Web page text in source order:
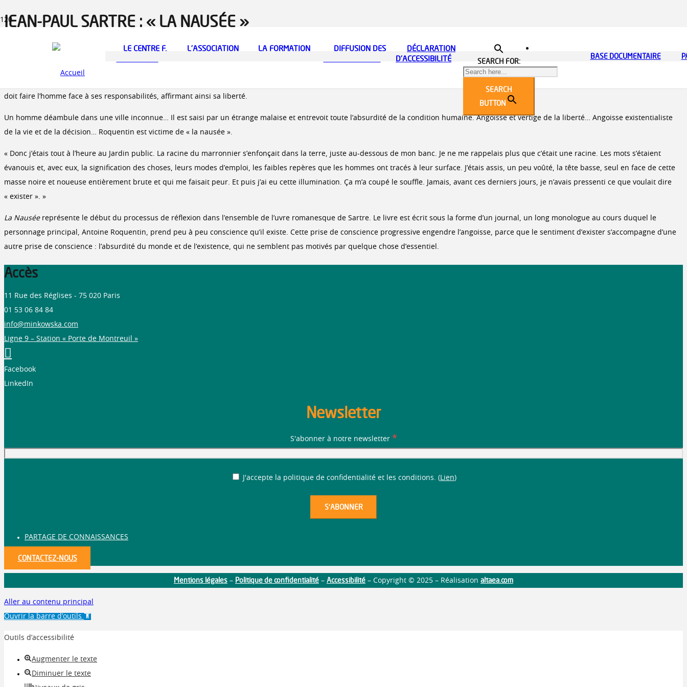
LE CENTRE F.
VOUS ÊTES UN PATIENT LA QUALITÉ ET LA GESTION DES RISQUES ACCESSIBILITÉ DES
L’ASSOCIATION
BIOGRAPHIE DES FONDATEURS CONSEIL D’ADMINISTRATION NOUS SOUTENIR
LA FORMATION
PRÉSENTATION CATALOGUE FORMATION 2026 CONTACTEZ-NOUS
DIFFUSION DES
BASE DOCUMENTAIRE
DÉCLARATION
D’ACCESSIBILITÉ
SEARCH FOR:
SEARCH
BUTTON
JEAN-PAUL SARTRE : « LA NAUSÉE »
Gallimard, 1972. 249 p. Première édition : 1938.
Jean-Paul SARTRE émerge probablement comme la personnalité littéraire et intellectuelle la plus marquante du 20ème siècle. Romancier, dramaturge, philosophe, auteur d’essais et d’ouvrages
doit faire l’homme face à ses responsabilités, affirmant ainsi sa liberté.
Un homme déambule dans une ville inconnue… Il est saisi par un étrange malaise et entrevoit toute l’absurdité de la condition humaine. Angoisse et vertige de la liberté… Angoisse existentialiste
de la vie et de la décision… Roquentin est victime de « la nausée ».
« Donc j’étais tout à l’heure au Jardin public. La racine du marronnier s’enfonçait dans la terre, juste au-dessous de mon banc. Je ne me rappelais plus que c’était une racine. Les mots s’étaient
évanouis et, avec eux, la signification des choses, leurs modes d’emploi, les faibles repères que les hommes ont tracés à leur surface. J’étais assis, un peu voûté, la tête basse, seul en face de cette
masse noire et noueuse entièrement brute et qui me faisait peur. Et puis j’ai eu cette illumination. Ça m’a coupé le souffle. Jamais, avant ces derniers jours, je n’avais pressenti ce que voulait dire
« exister ». »
La Nauséereprésente le début du processus de réflexion dans l’ensemble de l’uvre romanesque de Sartre. Le livre est écrit sous la forme d’un journal, un long monologue au cours duquel le
personnage principal, Antoine Roquentin, prend peu à peu conscience qu’il existe. Cette prise de conscience progressive engendre l’angoisse, parce que le sentiment d’exister s’accompagne d’une
autre prise de conscience : l’absurdité du monde et de l’existence, qui ne semblent pas motivés par quelque chose d’essentiel.
Accès
11 Rue des Réglises - 75 020 Paris
01 53 06 84 84
info@minkowska.com
Ligne 9 – Station « Porte de Montreuil »
Facebook
LinkedIn
Newsletter
S'abonner à notre newsletter *
J'accepte la politique de confidentialité et les conditions. ( Lien)
PARTAGE DE CONNAISSANCES
CONTACTEZ-NOUS
Mentions légales – Politique de confidentialité – Accessibilité – Copyright © 2025 – Réalisation altaea.com
Aller au contenu principal
Ouvrir la barre d’outils
Outils d’accessibilité
Augmenter le texte
Diminuer le texte